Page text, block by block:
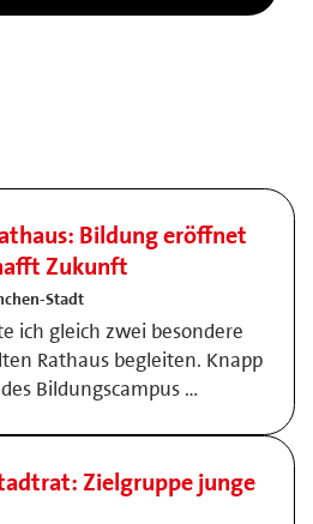
Bildung eröffnet
Zukunft
Stadt
ich gleich zwei besondere
Rathaus begleiten. Knapp
Bildungscampus …
Zielgruppe junge